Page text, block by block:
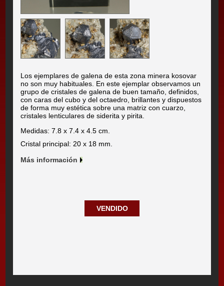
Los ejemplares de galena de esta zona minera kosovar
no son muy habituales. En este ejemplar observamos un
grupo de cristales de galena de buen tamaño, definidos,
con caras del cubo y del octaedro, brillantes y dispuestos
de forma muy estética sobre una matriz con cuarzo,
cristales lenticulares de siderita y pirita.
Medidas: 7.8 x 7.4 x 4.5 cm.
Cristal principal: 20 x 18 mm.
Más información
VENDIDO